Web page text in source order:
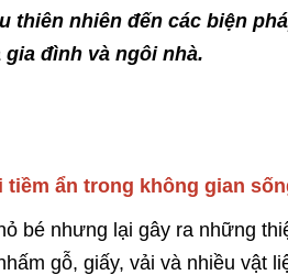
thiên nhiên đến các biện
đình và ngôi nhà.
tiềm ẩn trong không gian
bé nhưng lại gây ra những
gỗ, giấy, vải và nhiều vật